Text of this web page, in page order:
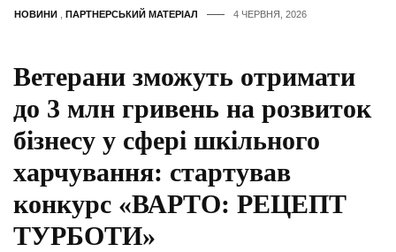
НОВИНИ ПАРТНЕРСЬКИЙ МАТЕРІАЛ 4 ЧЕРВНЯ, 2026
Ветерани зможуть отримати
до 3 млн гривень на розвиток
бізнесу у сфері шкільного
харчування: стартував
конкурс «ВАРТО: РЕЦЕПТ
ТУРБОТИ»